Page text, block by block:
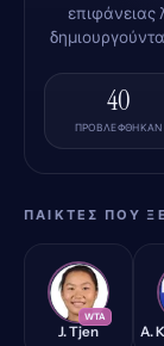
επιφάνειας
40
ΠΡΟΒΛΈΦΘΗΚΑΝ
ΠΑΊΚΤΕΣ ΠΟΥ
JT
WTA
J. Tjen A.